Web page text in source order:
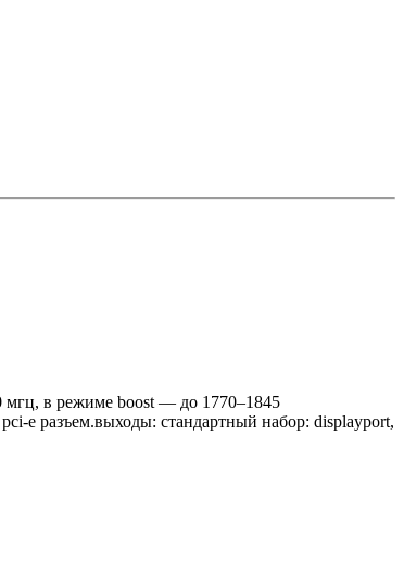
мгц, в режиме boost — до 1770–1845
e разъем.выходы: стандартный набор: displayport,